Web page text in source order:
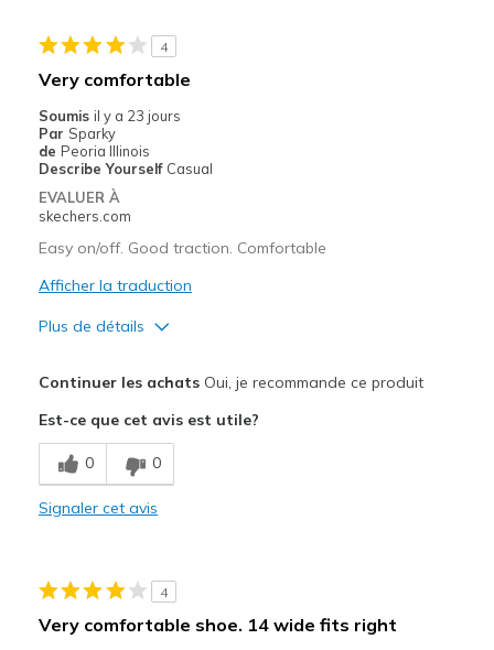
Sizing
View On Shoes
Shoes are for Wearing
4
Very comfortable
Soumis il y a 23 jours
Par Sparky
de Peoria Illinois
Describe Yourself Casual
EVALUER À
skechers.com
Easy on/off. Good traction. Comfortable
Afficher la traduction
Plus de détails
Comfortable
Good footing.
View On Shoes
Shoes are for Wearing
Continuer les achatsOui, je recommande ce produit
Est-ce que cet avis est utile?
0 0
Signaler cet avis
4
Very comfortable shoe. 14 wide fits right